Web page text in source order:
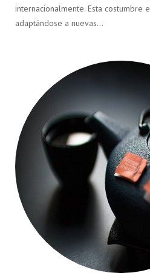
internacionalmente. Esta costumbre
adaptándose a nuevas…